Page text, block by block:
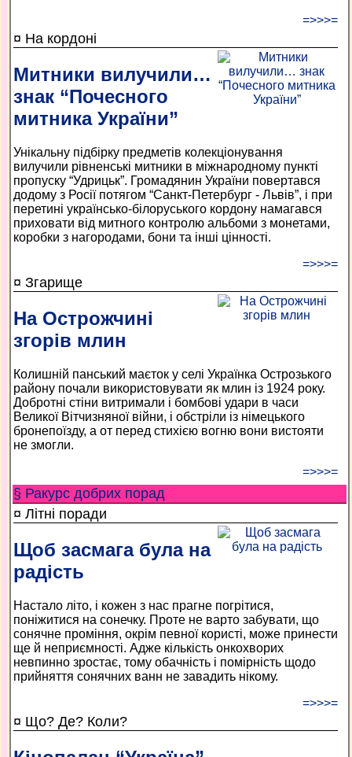
=>>>=
¤ На кордоні
Митники вилучили…
знак “Почесного
митника України”
Унікальну підбірку предметів колекціонування
вилучили рівненські митники в міжнародному пункті
пропуску “Удрицьк”. Громадянин України повертався
додому з Росії потягом “Санкт-Петербург - Львів”, і при
перетині українсько-білоруського кордону намагався
приховати від митного контролю альбоми з монетами,
коробки з нагородами, бони та інші цінності.
=>>>=
¤ Згарище
На Острожчині
згорів млин
Колишній панський маєток у селі Українка Острозького
району почали використовувати як млин із 1924 року.
Добротні стіни витримали і бомбові удари в часи
Великої Вітчизняної війни, і обстріли із німецького
бронепоїзду, а от перед стихією вогню вони вистояти
не змогли.
=>>>=
§ Ракурс добрих порад
¤ Літні поради
Щоб засмага була на
радість
Настало літо, і кожен з нас прагне погрітися,
поніжитися на сонечку. Проте не варто забувати, що
сонячне проміння, окрім певної користі, може принести
ще й неприємності. Адже кількість онкохворих
невпинно зростає, тому обачність і помірність щодо
прийняття сонячних ванн не завадить нікому.
=>>>=
¤ Що? Де? Коли?